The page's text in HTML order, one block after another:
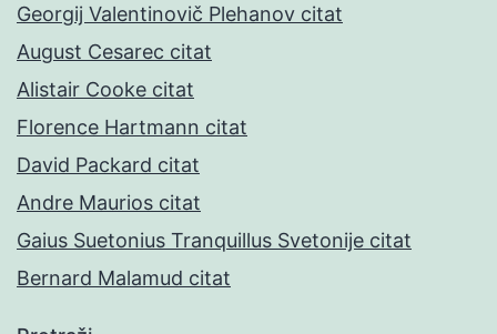
Georgij Valentinovič Plehanov citat
August Cesarec citat
Alistair Cooke citat
Florence Hartmann citat
David Packard citat
Andre Maurios citat
Gaius Suetonius Tranquillus Svetonije citat
Bernard Malamud citat